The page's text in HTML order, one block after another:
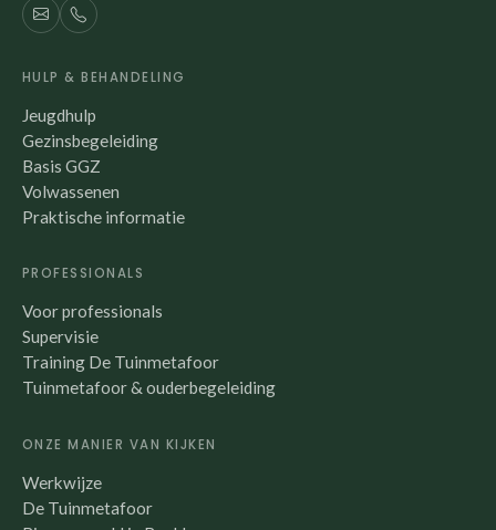
HULP & BEHANDELING
Jeugdhulp
Gezinsbegeleiding
Basis GGZ
Volwassenen
Praktische informatie
PROFESSIONALS
Voor professionals
Supervisie
Training De Tuinmetafoor
Tuinmetafoor & ouderbegeleiding
ONZE MANIER VAN KIJKEN
Werkwijze
De Tuinmetafoor